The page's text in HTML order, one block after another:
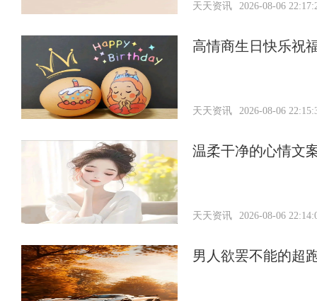
天天资讯 2026-08-06
高情商生日快乐祝
天天资讯 2026-08-06
温柔干净的心情文
天天资讯 2026-08-06
男人欲罢不能的超